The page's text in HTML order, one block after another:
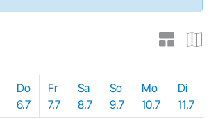
Do
6.7
Fr
7.7
Sa
8.7
So
9.7
Mo
10.7
Di
11.7